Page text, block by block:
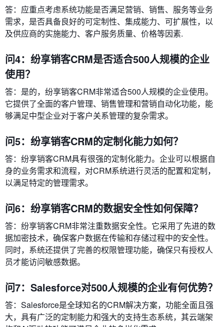
答：应重点考虑系统功能是否满足营销、销售、服务等业务
需求，是否具备良好的可定制性、集成能力、可扩展性，以
及供应商的实施能力、客户服务质量、价格等因素.
问4：纷享销客CRM是否适合500人规模的企业
使用？
答：是的，纷享销客CRM非常适合500人规模的企业使用。
它提供了全面的客户管理、销售管理和营销自动化功能，能
够满足中型企业对于客户关系管理的复杂需求。
问5：纷享销客CRM的定制化能力如何？
答：纷享销客CRM具有很强的定制化能力。企业可以根据自
身的业务需求和流程，对CRM系统进行灵活的配置和定制，
以满足特定的管理需求。
问6：纷享销客CRM的数据安全性如何保障？
答：纷享销客CRM非常注重数据安全性。它采用了先进的数
据加密技术，确保客户数据在传输和存储过程中的安全性。
同时，系统还提供了完善的权限管理功能，确保只有授权人
员才能访问敏感数据。
问7：Salesforce对500人规模的企业有何优势？
答：Salesforce是全球知名的CRM解决方案，功能全面且强
大，具有广泛的定制能力和强大的支持生态系统，其云端架